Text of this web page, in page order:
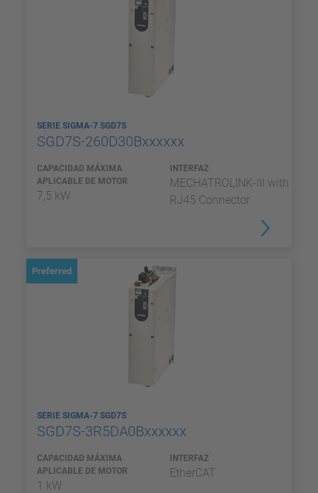
SERIE SIGMA-7 SGD7S
SGD7S-260D30Bxxxxxx
CAPACIDAD MÁXIMA
APLICABLE DE MOTOR
7,5 kW
INTERFAZ
MECHATROLINK-III with
RJ45 Connector
Preferred
SERIE SIGMA-7 SGD7S
SGD7S-3R5DA0Bxxxxxx
CAPACIDAD MÁXIMA
APLICABLE DE MOTOR
1 kW
INTERFAZ
EtherCAT